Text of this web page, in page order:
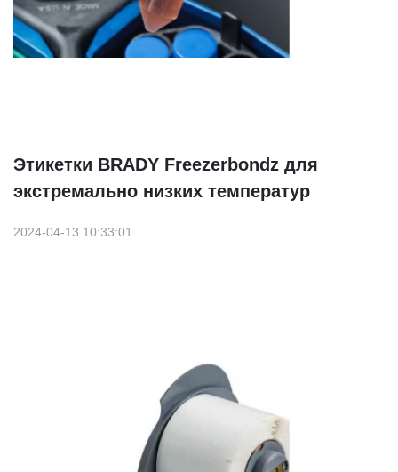
Этикетки BRADY Freezerbondz для
экстремально низких температур
2024-04-13 10:33:01